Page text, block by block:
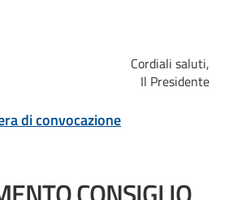
Cordiali saluti,
Il Presidente
di convocazione